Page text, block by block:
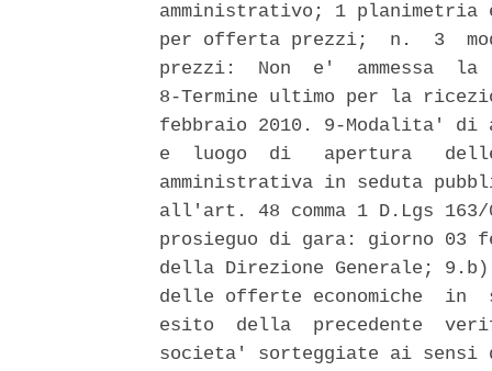
amministrativo; 1
per offerta prezzi;  n.  3
prezzi:  Non  e'  ammessa
8-Termine ultimo per la
febbraio 2010. 9-Modalita'
e  luogo  di   apertura   delle
amministrativa in seduta
all'art. 48 comma 1 D.Lgs
prosieguo di gara: giorno 03
della Direzione Generale;
delle offerte economiche  in
esito  della  precedente
societa' sorteggiate ai sensi